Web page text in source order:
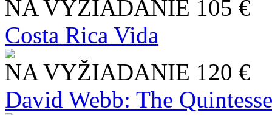
NA VYŽIADANIE 105 €
Costa Rica Vida
NA VYŽIADANIE 120 €
David Webb: The